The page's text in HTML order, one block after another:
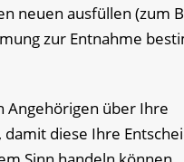
neuen ausfüllen (zum
zur Entnahme
Angehörigen über Ihre
diese Ihre